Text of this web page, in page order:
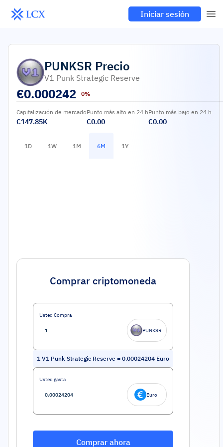
Iniciar sesión
PUNKSR Precio
V1 Punk Strategic Reserve
€0.000242 0%
Capitalización de mercado
€147.85K
Punto más alto en 24 h
€0.00
Punto más bajo en 24 h
€0.00
1D 1W 1M 6M 1Y
Comprar criptomoneda
Usted Compra
PUNKSR
1 V1 Punk Strategic Reserve = 0.00024204 Euro
Usted gasta
Euro
Comprar ahora